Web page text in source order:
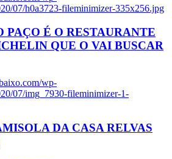
07/h0a3723-fileminimizer-335x256.jpg
PAÇO É O RESTAURANTE
QUE O VAI BUSCAR
wp-
07/img_7930-fileminimizer-1-
DA CASA RELVAS